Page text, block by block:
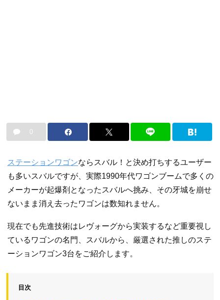
0
ステーションワゴンならスバル！と決め打ちするユーザー
も多いスバルですが、実際1990年代ワゴンブームで多くの
メーカーが起爆剤となったスバルへ挑み、その牙城を崩せ
ないまま消え去ったワゴンは数知れません。
現在でも先進技術はレヴォーグから実装するなど重要視し
ているワゴンの名門、スバルから、厳選された推しのステ
ーションワゴン3台をご紹介します。
目次